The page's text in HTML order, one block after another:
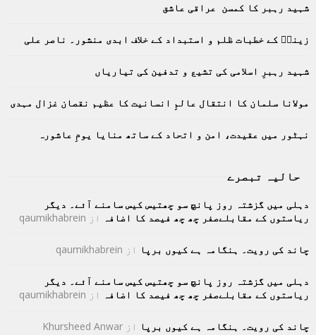
f
r
A
R
C
H
شہید رہبر کا کمسن عراقی عاشق
زینبؑ کے خطبات ظلم و استبداد کے خلاف ابدی منشور۔ ناصر علی
شہید رہبرِ اسلامی کی تشیع و تدفین کی تیاریاں
مولانا سلمان کا انتقال عالمِ انسانیت کا عظیم نقصان غزال مہدی
نہٹور میں عقیدت، امن و اتحاد کے ساتھ منایا یومِ عاشورہ
حالیہ تبصرے
دہلی میں گزشتہ روز پانچ سو چھتیس کیس سامنے آئے۔ دیگر
ریاستوں کے مقابلےصفر چھ چھ فیصد کا اضافہ از qaumikhabrein
چاند کی رویت۔ ہنگامہ ہے کیوں برپا از qaumikhabrein
دہلی میں گزشتہ روز پانچ سو چھتیس کیس سامنے آئے۔ دیگر
ریاستوں کے مقابلےصفر چھ چھ فیصد کا اضافہ از qaumikhabrein
چاند کی رویت۔ ہنگامہ ہے کیوں برپا از Khursheed Anwar